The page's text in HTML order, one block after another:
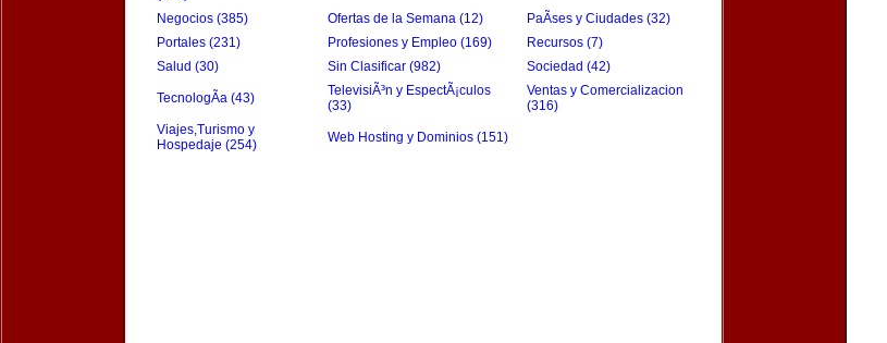
Negocios (385) Ofertas de la Semana (12)
PaÃ­ses y Ciudades (32)
Portales (231)
Profesiones y Empleo (169)
Recursos (7)
Salud (30)
Sin Clasificar (982) Sociedad (42)
TecnologÃ­a (43)
TelevisiÃ³n y EspectÃ¡culos
(33)
Ventas y Comercializacion
(316)
Viajes,Turismo y
Hospedaje (254)
Web Hosting y Dominios (151)